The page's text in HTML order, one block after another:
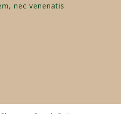
nec venenatis